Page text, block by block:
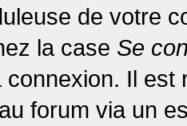
de votre
la case Se
connexion. Il
forum via un